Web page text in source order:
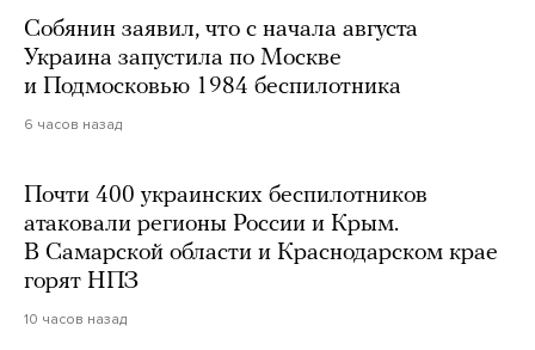
Собянин заявил, что с начала августа
Украина запустила по Москве
и Подмосковью 1984 беспилотника
6 часов назад
Почти 400 украинских беспилотников
атаковали регионы России и Крым.
В Самарской области и Краснодарском крае
горят НПЗ
10 часов назад